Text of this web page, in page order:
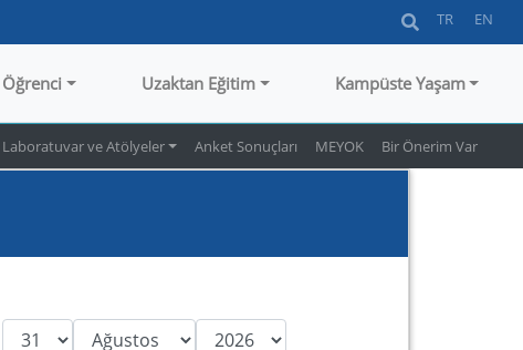
TR EN
Öğrenci Uzaktan Eğitim Kampüste Yaşam
Laboratuvar ve Atölyeler Anket Sonuçları MEYOK Bir Önerim Var